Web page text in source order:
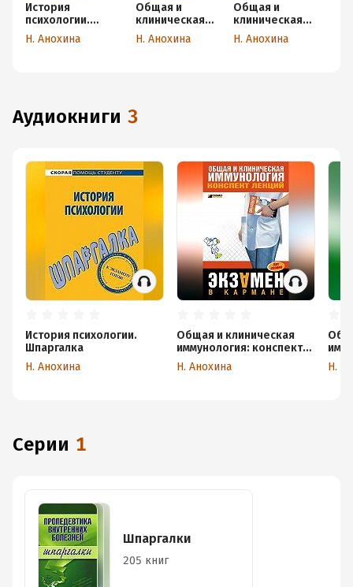
История
психологии.
Шпаргалка
Н. Анохина
Общая и
клиническая
иммунология:
конспект
Н. Анохина
Общая и
клиническая
иммунология
Н. Анохина
аудиокниги 3
История психологии.
Шпаргалка
Н. Анохина
Общая и клиническая
иммунология: конспект
лекций
Н. Анохина
Н.
Серии 1
Шпаргалки
205 книг